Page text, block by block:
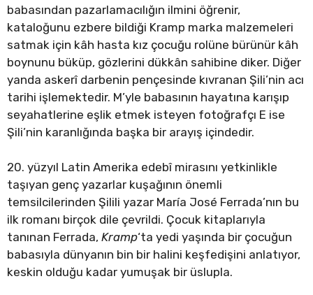
babasından pazarlamacılığın ilmini öğrenir,
kataloğunu ezbere bildiği Kramp marka malzemeleri
satmak için kâh hasta kız çocuğu rolüne bürünür kâh
boynunu büküp, gözlerini dükkân sahibine diker. Diğer
yanda askerî darbenin pençesinde kıvranan Şili’nin acı
tarihi işlemektedir. M’yle babasının hayatına karışıp
seyahatlerine eşlik etmek isteyen fotoğrafçı E ise
Şili’nin karanlığında başka bir arayış içindedir.
20. yüzyıl Latin Amerika edebî mirasını yetkinlikle
taşıyan genç yazarlar kuşağının önemli
temsilcilerinden Şilili yazar María José Ferrada’nın bu
ilk romanı birçok dile çevrildi. Çocuk kitaplarıyla
tanınan Ferrada, Kramp‘ta yedi yaşında bir çocuğun
babasıyla dünyanın bin bir halini keşfedişini anlatıyor,
keskin olduğu kadar yumuşak bir üslupla.